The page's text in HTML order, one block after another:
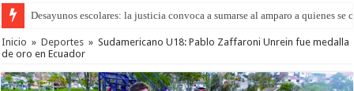
Desayunos escolares: la justicia convoca a sumarse al amparo a quienes se
Inicio » Deportes » Sudamericano U18: Pablo Zaffaroni Unrein fue medalla
de oro en Ecuador